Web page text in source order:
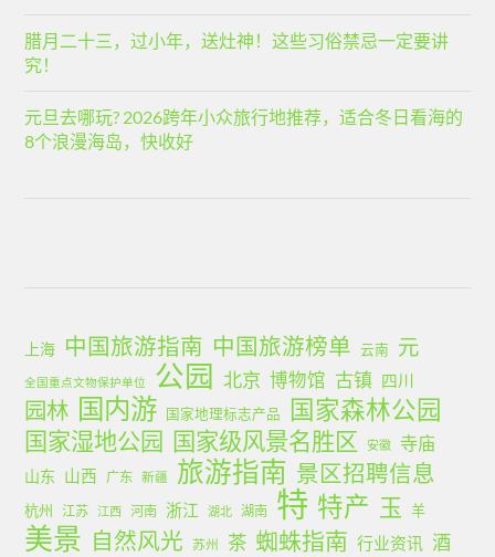
腊月二十三，过小年，送灶神！这些习俗禁忌一定要讲
究！
元旦去哪玩? 2026跨年小众旅行地推荐，适合冬日看海的
8个浪漫海岛，快收好
上海 中国旅游指南 中国旅游榜单 云南 元
全国重点文物保护单位 公园 北京 博物馆 古镇 四川
园林 国内游 国家地理标志产品 国家森林公园
国家湿地公园 国家级风景名胜区 安徽 寺庙
山东 山西 广东 新疆 旅游指南 景区招聘信息
杭州 江苏 江西 河南 浙江 湖北 湖南 特 特产 玉 羊
美景 自然风光 苏州 茶 蜘蛛指南 行业资讯 酒